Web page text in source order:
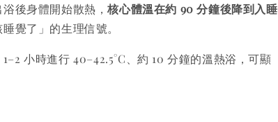
後身體開始散熱，核心體溫在約 90 分鐘後降到入睡
覺了」的生理信號。
小時進行 40–42.5°C、約 10 分鐘的溫熱浴，可顯